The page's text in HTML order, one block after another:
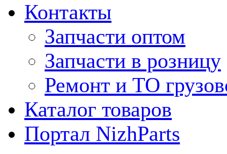
Контакты
Запчасти оптом
Запчасти в розницу
Ремонт и ТО
Каталог товаров
Портал NizhParts